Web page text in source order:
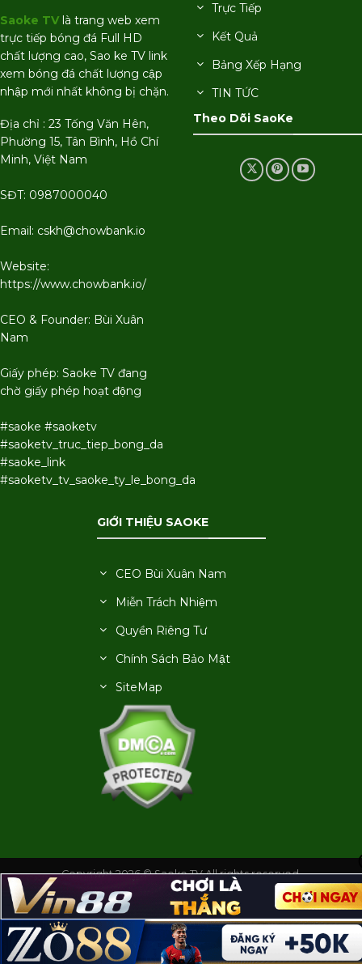
Saoke TVlà trang web xem
trực tiếp bóng đá Full HD
chất lượng cao, Sao ke TV link
xem bóng đá chất lượng cập
nhập mới nhất không bị chặn.
Địa chỉ : 23 Tống Văn Hên,
Phường 15, Tân Bình, Hồ Chí
Minh, Việt Nam
SĐT: 0987000040
Email: cskh@chowbank.io
Website:
https://www.chowbank.io/
CEO & Founder: Bùi Xuân
Nam
Giấy phép: Saoke TV đang
chờ giấy phép hoạt động
#saoke #saoketv
#saoketv_truc_tiep_bong_da
#saoke_link
#saoketv_tv_saoke_ty_le_bong_da
Trực Tiếp
Kết Quả
Bảng Xếp Hạng
TIN TỨC
Theo Dõi SaoKe
GIỚI THIỆU SAOKE
CEO Bùi Xuân Nam
Miễn Trách Nhiệm
Quyền Riêng Tư
Chính Sách Bảo Mật
SiteMap
Copyright 2026 © Saoke TV All rights reserved.